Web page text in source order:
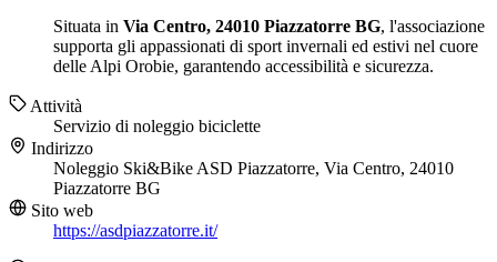
Situata in Via Centro, 24010 Piazzatorre BG, l'associazione
supporta gli appassionati di sport invernali ed estivi nel cuore
delle Alpi Orobie, garantendo accessibilità e sicurezza.
Attività
Servizio di noleggio biciclette
Indirizzo
Noleggio Ski&Bike ASD Piazzatorre, Via Centro, 24010
Piazzatorre BG
Sito web
https://asdpiazzatorre.it/